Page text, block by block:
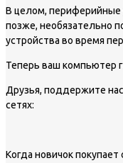
В целом, периферийные
позже, необязательно
устройства во время
Теперь ваш компьютер
Друзья, поддержите
сетях:
Когда новичок